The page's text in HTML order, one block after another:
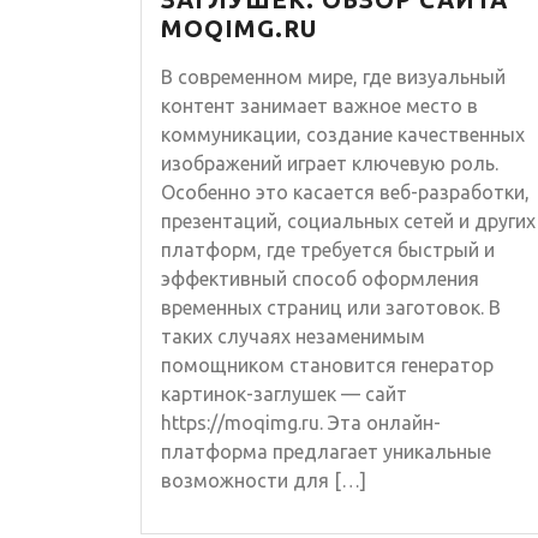
MOQIMG.RU
В современном мире, где визуальный
контент занимает важное место в
коммуникации, создание качественных
изображений играет ключевую роль.
Особенно это касается веб-разработки,
презентаций, социальных сетей и других
платформ, где требуется быстрый и
эффективный способ оформления
временных страниц или заготовок. В
таких случаях незаменимым
помощником становится генератор
картинок-заглушек — сайт
https://moqimg.ru. Эта онлайн-
платформа предлагает уникальные
возможности для […]